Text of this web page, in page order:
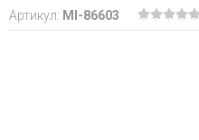
Артикул: MI-86603